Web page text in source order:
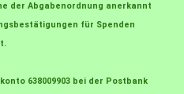
der Abgabenordnung anerkannt
für Spenden
638009903 bei der Postbank